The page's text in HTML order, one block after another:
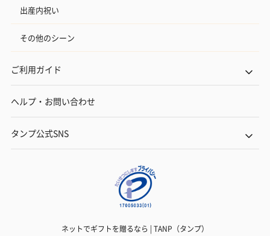
出産内祝い
その他のシーン
ご利用ガイド
ヘルプ・お問い合わせ
タンプ公式SNS
ネットでギフトを贈るなら | TANP（タンプ）